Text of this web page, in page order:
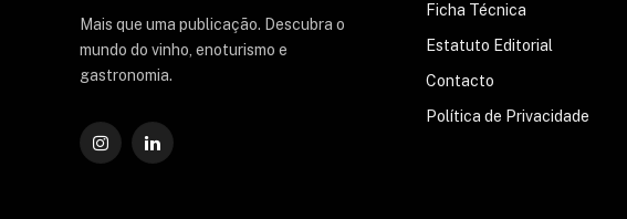
Mais que uma publicação. Descubra o
mundo do vinho, enoturismo e
gastronomia.
Instagram
O
Ficha Técnica
Estatuto Editorial
Contacto
Política de Privacidade